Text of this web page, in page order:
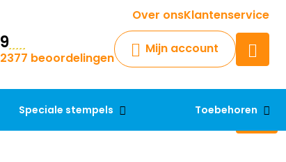
Over onsKlantenservice
9
2377 beoordelingen
Mijn account
Speciale stempels Toebehoren
Krijg een antwoord op uw vraag
Chatbot
Chat 24/7 met onze chatbot
Contact